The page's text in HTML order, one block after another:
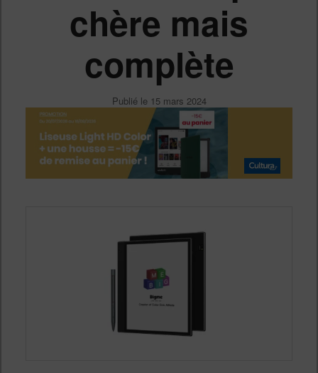
chère mais
complète
Publié le 15 mars 2024